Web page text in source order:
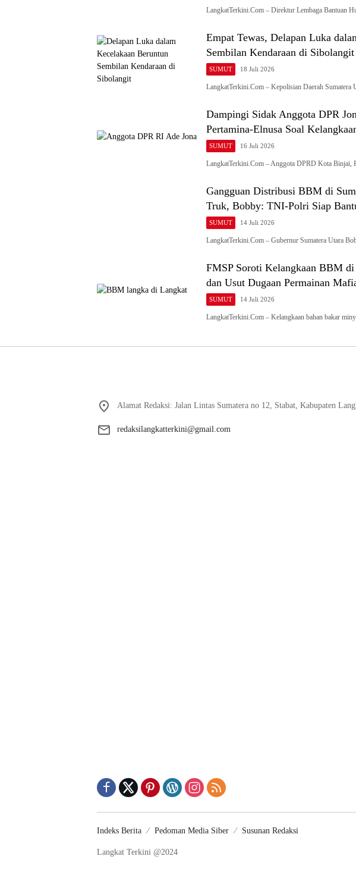
LangkatTerkini.Com – Direktur Lembaga Bantuan
Empat Tewas, Delapan Luka
Sembilan Kendaraan di Sibolangit
SUMUT 18 Juli 2026
LangkatTerkini.Com – Kepolisian Daerah Sumatera
Dampingi Sidak Anggota DPR
Pertamina-Elnusa Soal
SUMUT 16 Juli 2026
LangkatTerkini.Com – Anggota DPRD Kota Binjai,
Gangguan Distribusi BBM di
Truk, Bobby: TNI-Polri Siap
SUMUT 14 Juli 2026
LangkatTerkini.Com – Gubernur Sumatera Utara
FMSP Soroti Kelangkaan BBM
dan Usut Dugaan Permainan
SUMUT 14 Juli 2026
LangkatTerkini.Com – Kelangkaan bahan bakar
Alamat Redaksi: Jalan Lintas Sumatera no 12, Stabat, Kabupaten
redaksilangkatterkini@gmail.com
Indeks Berita Pedoman Media Siber Susunan Redaksi
Langkat Terkini @2024